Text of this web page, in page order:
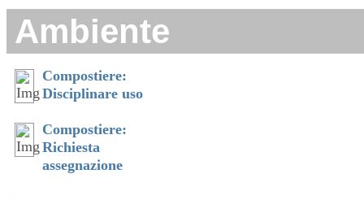
Ambiente
Compostiere:
Disciplinare uso
Compostiere:
Richiesta
assegnazione